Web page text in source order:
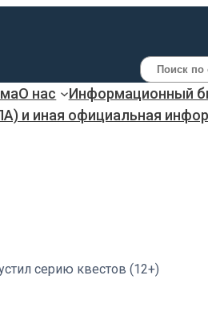
Поиск
О нас
Информационный
и иная официальная
серию квестов (12+)